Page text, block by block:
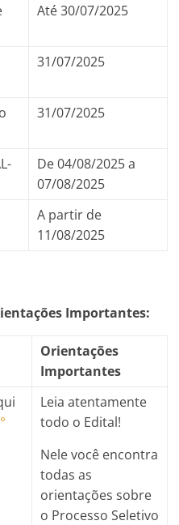
Até 30/07/2025
31/07/2025
31/07/2025
De 04/08/2025 a
07/08/2025
A partir de
11/08/2025
Importantes:
Orientações
Importantes
Leia atentamente
todo o Edital!
Nele você encontra
todas as
orientações sobre
o Processo Seletivo